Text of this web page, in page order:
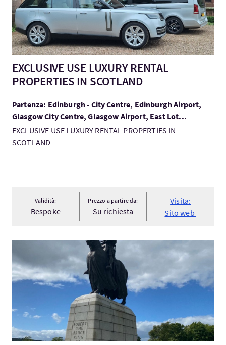
EXCLUSIVE USE LUXURY RENTAL
PROPERTIES IN SCOTLAND
Partenza: Edinburgh - City Centre, Edinburgh Airport,
Glasgow City Centre, Glasgow Airport, East Lot...
EXCLUSIVE USE LUXURY RENTAL PROPERTIES IN
SCOTLAND
Validità:
Bespoke
Prezzo a partire da:
Su richiesta
Visita:
Sito web
Visita:Scottish wars of Independence